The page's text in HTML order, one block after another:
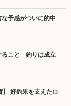
予感がついに的中
ること 釣りは成立
】 好釣果を支えたロ